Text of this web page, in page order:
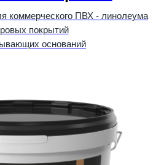
коммерческого ПВХ - линолеума
покрытий
оснований